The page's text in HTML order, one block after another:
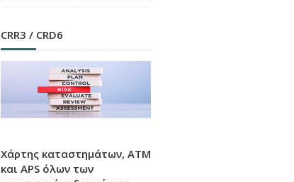
CRR3 / CRD6
Χάρτης καταστημάτων, ATM
και APS όλων των